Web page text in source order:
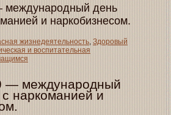
международный день
и наркобизнесом.
жизнедеятельность, Здоровый
и воспитательная
— международный
наркоманией и